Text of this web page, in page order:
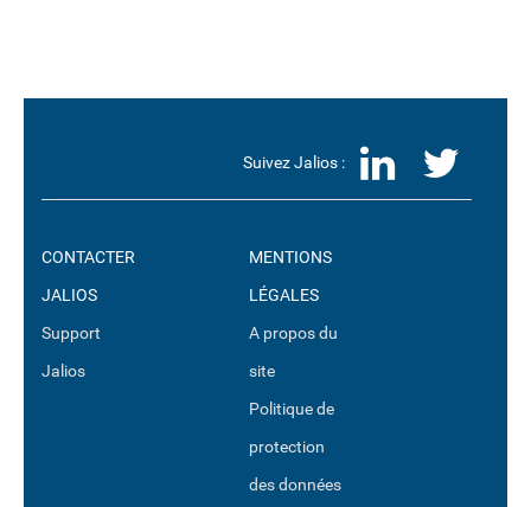
Suivez Jalios :
CONTACTER
JALIOS
Support
Jalios
MENTIONS
LÉGALES
A propos du
site
Politique de
protection
des données